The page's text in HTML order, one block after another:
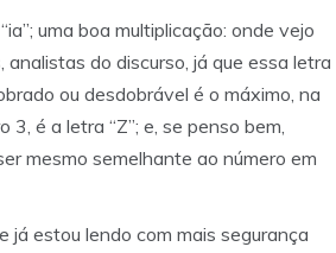
uma boa multiplicação: onde vejo
do discurso, já que essa letra
ou desdobrável é o máximo, na
é a letra “Z”; e, se penso bem,
mesmo semelhante ao número em
já estou lendo com mais segurança